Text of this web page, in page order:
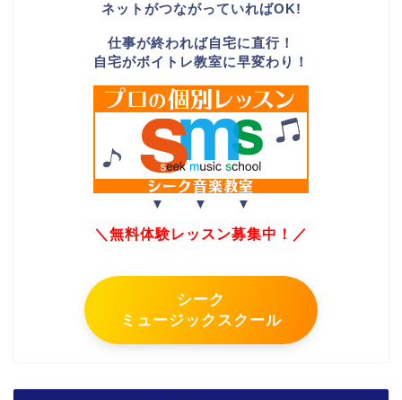
ネットがつながっていればOK!
仕事が終われば自宅に直行！
自宅がボイトレ教室に早変わり！
▼ ▼ ▼
＼無料体験レッスン募集中！／
シーク
ミュージックスクール